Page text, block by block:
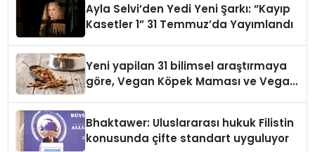
Ayla Selvi’den Yedi Yeni Şarkı: “Kayıp
Kasetler 1” 31 Temmuz’da Yayımlandı
Yeni yapilan 31 bilimsel araştırmaya
göre, Vegan Köpek Maması ve Vegan
Bhaktawer: Uluslararası hukuk Filistin
konusunda çifte standart uyguluyor